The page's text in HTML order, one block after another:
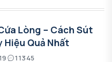
Lòng – Cách Sút
Hiệu Quả Nhất
11345